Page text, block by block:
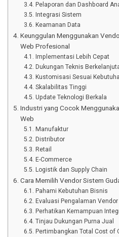
Pelaporan dan Dashboard
Integrasi Sistem
Keamanan Data
Keunggulan Menggunakan
Web Profesional
Implementasi Lebih Cepat
Dukungan Teknis
Kustomisasi Sesuai
Skalabilitas Tinggi
Update Teknologi Berkala
Industri yang Cocok
Web
Manufaktur
Distributor
Retail
E-Commerce
Logistik dan Supply Chain
Cara Memilih Vendor Sistem
Pahami Kebutuhan Bisnis
Evaluasi Pengalaman Vendor
Perhatikan Kemampuan
Tinjau Dukungan Purna Jual
Pertimbangkan Total Cost of